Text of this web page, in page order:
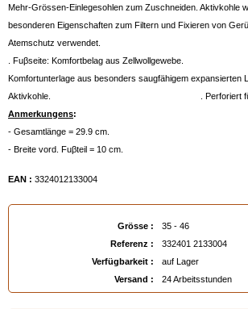
Mehr-Grössen-Einlegesohlen zum Zuschneiden. Aktivkohle
besonderen Eigenschaften zum Filtern und Fixieren von
Atemschutz verwendet.
. Fuβseite: Komfortbelag aus
Komfortunterlage aus besonders saugfähigem expansierten
Aktivkohle. . Perforiert für
Anmerkungens:
- Gesamtlänge = 29.9 cm.
- Breite vord. Fuβteil = 10 cm.
EAN : 3324012133004
Grösse :
35 - 46
Referenz :
332401 2133004
Verfügbarkeit :
auf Lager
Versand :
24 Arbeitsstunden